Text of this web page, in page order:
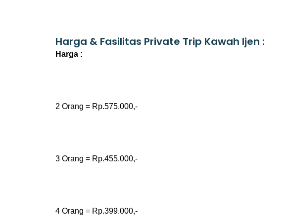
Harga & Fasilitas Private Trip Kawah Ijen :
Harga :
2 Orang = Rp.575.000,-
3 Orang = Rp.455.000,-
4 Orang = Rp.399.000,-